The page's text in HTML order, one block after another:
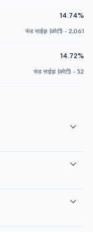
14.74%
फंड साईझ (कोटी) - 2,061
14.72%
फंड साईझ (कोटी) - 52